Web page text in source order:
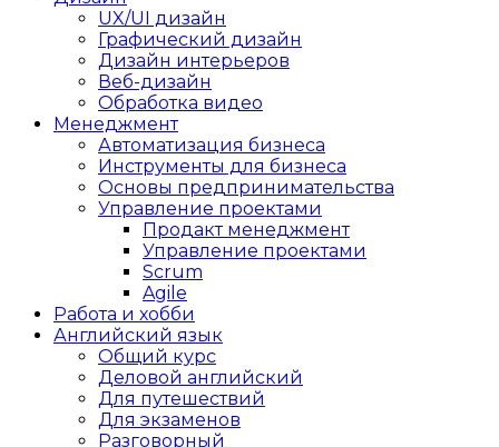
UX/UI дизайн
Графический дизайн
Дизайн интерьеров
Веб-дизайн
Обработка видео
Менеджмент
Автоматизация бизнеса
Инструменты для бизнеса
Основы предпринимательства
Управление проектами
Продакт менеджмент
Управление проектами
Scrum
Agile
Работа и хобби
Английский язык
Общий курс
Деловой английский
Для путешествий
Для экзаменов
Разговорный